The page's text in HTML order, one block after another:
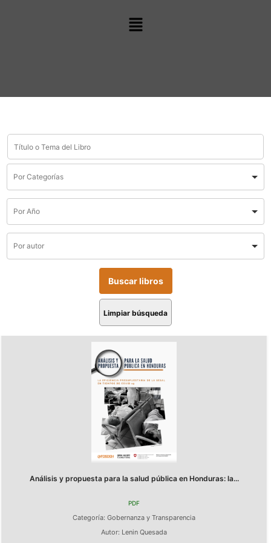
Limpiar búsqueda
Análisis y propuesta para la salud pública en Honduras: la...
PDF
Categoría: Gobernanza y Transparencia
Autor: Lenin Quesada